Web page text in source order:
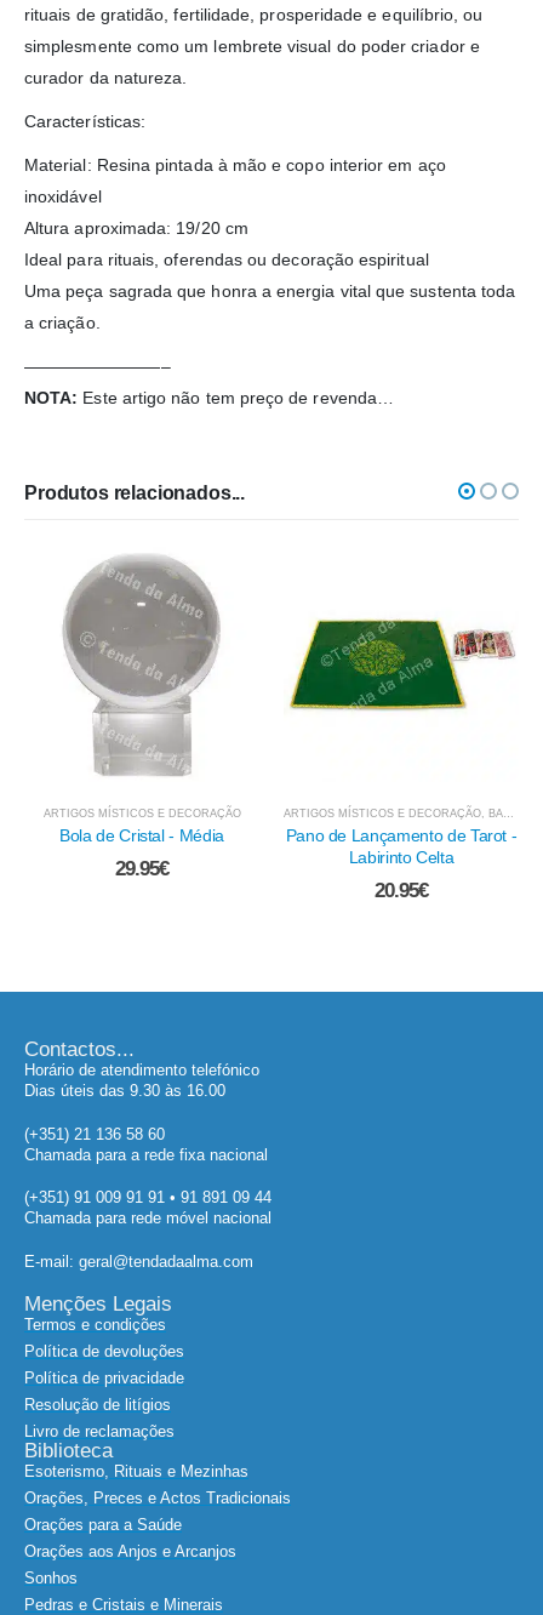
rituais de gratidão, fertilidade, prosperidade e equilíbrio, ou
simplesmente como um lembrete visual do poder criador e
curador da natureza.
Características:
Material: Resina pintada à mão e copo interior em aço
inoxidável
Altura aproximada: 19/20 cm
Ideal para rituais, oferendas ou decoração espiritual
Uma peça sagrada que honra a energia vital que sustenta toda
a criação.
————————–
NOTA: Este artigo não tem preço de revenda…
Produtos relacionados...
ARTIGOS MÍSTICOS E DECORAÇÃO
Bola de Cristal - Média
29.95€
ARTIGOS MÍSTICOS E DECORAÇÃO BARALHOS DE TAROT E ADIVINHAÇÃO
Pano de Lançamento de Tarot -
Labirinto Celta
20.95€
Contactos...
Horário de atendimento telefónico
Dias úteis das 9.30 às 16.00
(+351) 21 136 58 60
Chamada para a rede fixa nacional
(+351) 91 009 91 91 • 91 891 09 44
Chamada para rede móvel nacional
E-mail: geral@tendadaalma.com
Menções Legais
Termos e condições
Política de devoluções
Política de privacidade
Resolução de litígios
Livro de reclamações
Biblioteca
Esoterismo, Rituais e Mezinhas
Orações, Preces e Actos Tradicionais
Orações para a Saúde
Orações aos Anjos e Arcanjos
Sonhos
Pedras e Cristais e Minerais